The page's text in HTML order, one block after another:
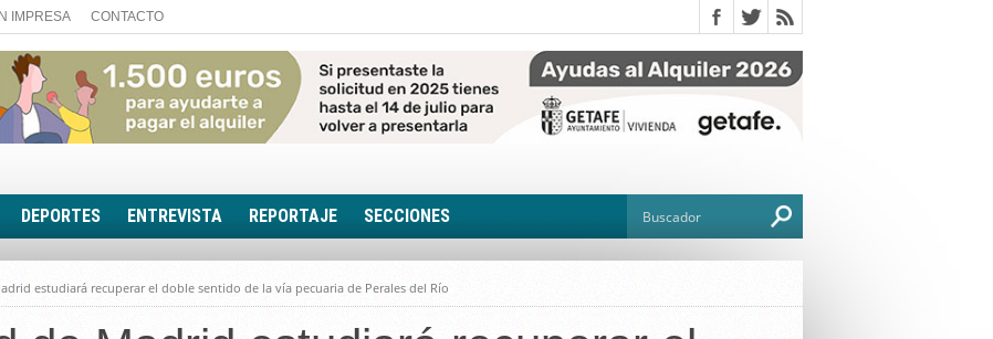
IMPRESA CONTACTO
DEPORTES ENTREVISTA REPORTAJE SECCIONES
FOTONOTICIA
EL AULA SIN MUROS
LOOK TOTAL
estudiará recuperar el doble sentido de la vía pecuaria de Perales del Río